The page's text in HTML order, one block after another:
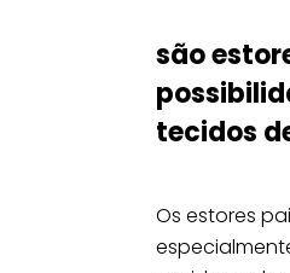
são
tecidos
Os estores